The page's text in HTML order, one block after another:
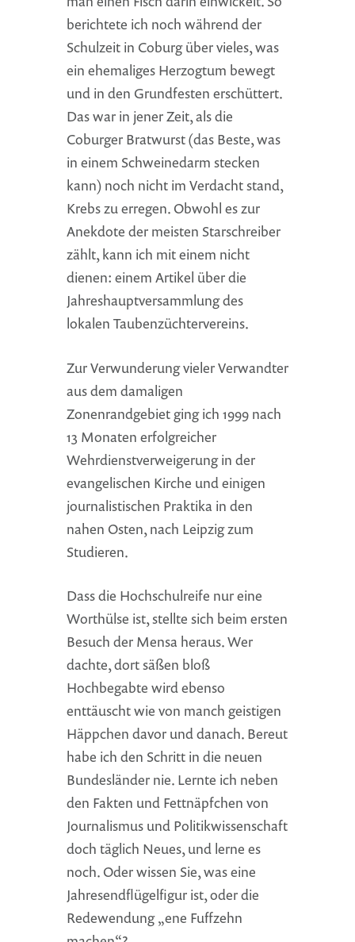
berichtete ich noch während der
Schulzeit in Coburg über vieles, was
ein ehemaliges Herzogtum bewegt
und in den Grundfesten erschüttert.
Das war in jener Zeit, als die
Coburger Bratwurst (das Beste, was
in einem Schweinedarm stecken
kann) noch nicht im Verdacht stand,
Krebs zu erregen. Obwohl es zur
Anekdote der meisten Starschreiber
zählt, kann ich mit einem nicht
dienen: einem Artikel über die
Jahreshauptversammlung des
lokalen Taubenzüchtervereins.
Zur Verwunderung vieler Verwandter
aus dem damaligen
Zonenrandgebiet ging ich 1999 nach
13 Monaten erfolgreicher
Wehrdienstverweigerung in der
evangelischen Kirche und einigen
journalistischen Praktika in den
nahen Osten, nach Leipzig zum
Studieren.
Dass die Hochschulreife nur eine
Worthülse ist, stellte sich beim ersten
Besuch der Mensa heraus. Wer
dachte, dort säßen bloß
Hochbegabte wird ebenso
enttäuscht wie von manch geistigen
Häppchen davor und danach. Bereut
habe ich den Schritt in die neuen
Bundesländer nie. Lernte ich neben
den Fakten und Fettnäpfchen von
Journalismus und Politikwissenschaft
doch täglich Neues, und lerne es
noch. Oder wissen Sie, was eine
Jahresendflügelfigur ist, oder die
Redewendung „ene Fuffzehn